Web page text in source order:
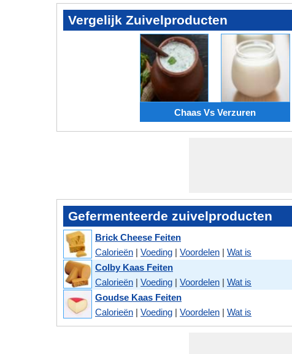
Vergelijk Zuivelproducten
Chaas Vs Verzuren
Gefermenteerde zuivelproducten
Brick Cheese Feiten
Calorieën | Voeding | Voordelen | Wat is
Colby Kaas Feiten
Calorieën | Voeding | Voordelen | Wat is
Goudse Kaas Feiten
Calorieën | Voeding | Voordelen | Wat is